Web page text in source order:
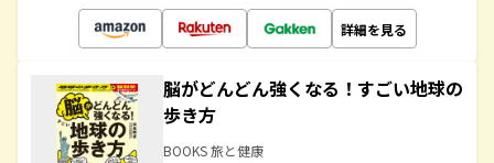
詳細を見る
脳がどんどん強くなる！すごい地球の
歩き方
BOOKS 旅と健康